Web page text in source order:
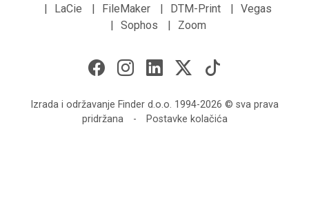
|
LaCie | FileMaker | DTM-Print | Vegas
| Sophos | Zoom
Izrada i održavanje Finder d.o.o. 1994-2026 © sva prava
pridržana
- Postavke kolačića